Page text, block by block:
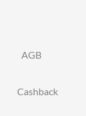
AGB
Cashback